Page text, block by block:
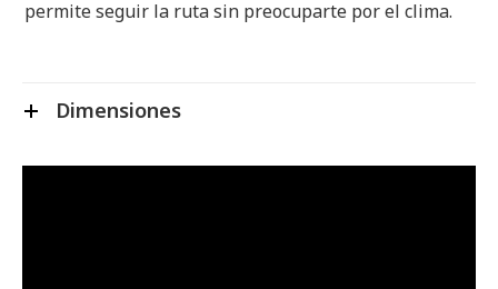
permite seguir la ruta sin preocuparte por el clima.
Dimensiones